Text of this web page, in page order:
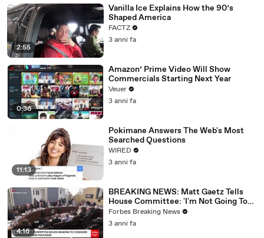
2:55
Vanilla Ice Explains How the 90’s
Shaped America
FACTZ
3 anni fa
0:36
Amazon’ Prime Video Will Show
Commercials Starting Next Year
Veuer
3 anni fa
11:13
Pokimane Answers The Web's Most
Searched Questions
WIRED
3 anni fa
4:16
BREAKING NEWS: Matt Gaetz Tells
House Committee: 'I'm Not Going To
Vote For A Continuing Resolution'
Forbes Breaking News
3 anni fa